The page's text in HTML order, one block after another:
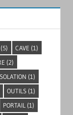
(5) CAVE (1)
(2)
(1)
OUTILS (1)
PORTAIL (1)